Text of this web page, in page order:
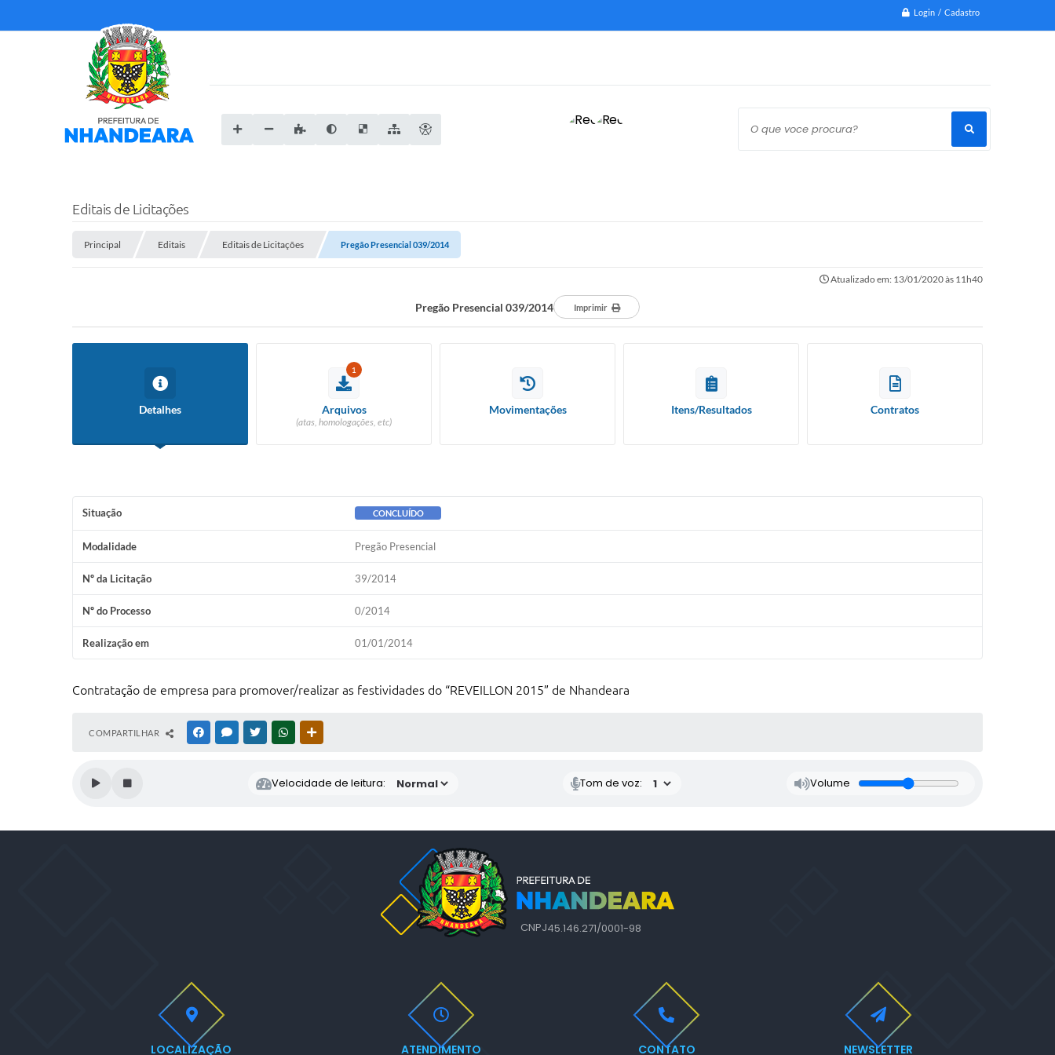
Login / Cadastro
O que voce procura?
Editais de Licitações
Principal Editais Editais de Licitações Pregão Presencial 039/2014
Atualizado em: 13/01/2020 às 11h40
Pregão Presencial 039/2014 Imprimir
Detalhes
1
Arquivos
(atas, homologações, etc)
Movimentações Itens/Resultados Contratos
Situação CONCLUÍDO
Modalidade Pregão Presencial
Nº da Licitação 39/2014
Nº do Processo 0/2014
Realização em 01/01/2014
Contratação de empresa para promover/realizar as festividades do “REVEILLON 2015” de Nhandeara
COMPARTILHAR FACEBOOKMESSENGER
TWITTERWHATSAPP
Velocidade de leitura: Tom de voz: Volume
LOCALIZAÇÃO CONTATO
ATENDIMENTO
CNPJ45.146.271/0001-98
NEWSLETTER